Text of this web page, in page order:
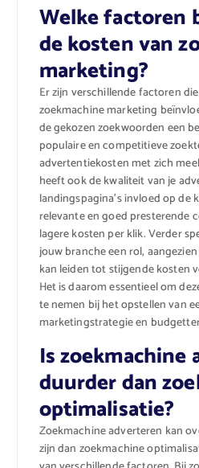
Welke factoren
de kosten van
marketing?
Er zijn verschillende factoren
zoekmachine marketing
de gekozen zoekwoorden een
populaire en competitieve
advertentiekosten met zich
heeft ook de kwaliteit van je
landingspagina’s invloed op de
relevante en goed presterende
lagere kosten per klik. Verder
jouw branche een rol,
kan leiden tot stijgende kosten
Het is daarom essentieel om
te nemen bij het opstellen van
marketingstrategie en
Is zoekmachine
duurder dan
optimalisatie?
Zoekmachine adverteren kan
zijn dan zoekmachine